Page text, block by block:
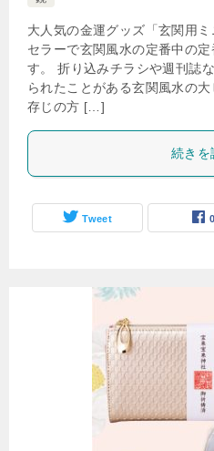
大人気の金運グッズ「玄関用
セラーで玄関風水の定番中の
す。 折り込みチラシや週刊誌
られたことがある玄関風水の
存じの方 […]
続きを
Tweet 0